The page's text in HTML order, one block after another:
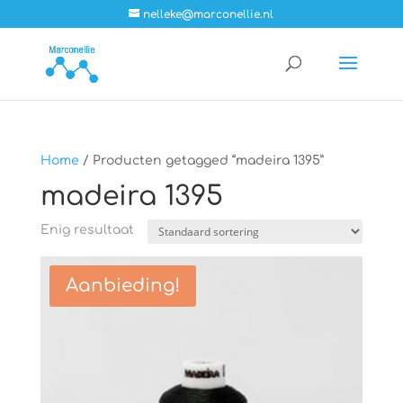
nelleke@marconellie.nl
Home / Producten getagged “madeira 1395”
madeira 1395
Enig resultaat
Aanbieding!